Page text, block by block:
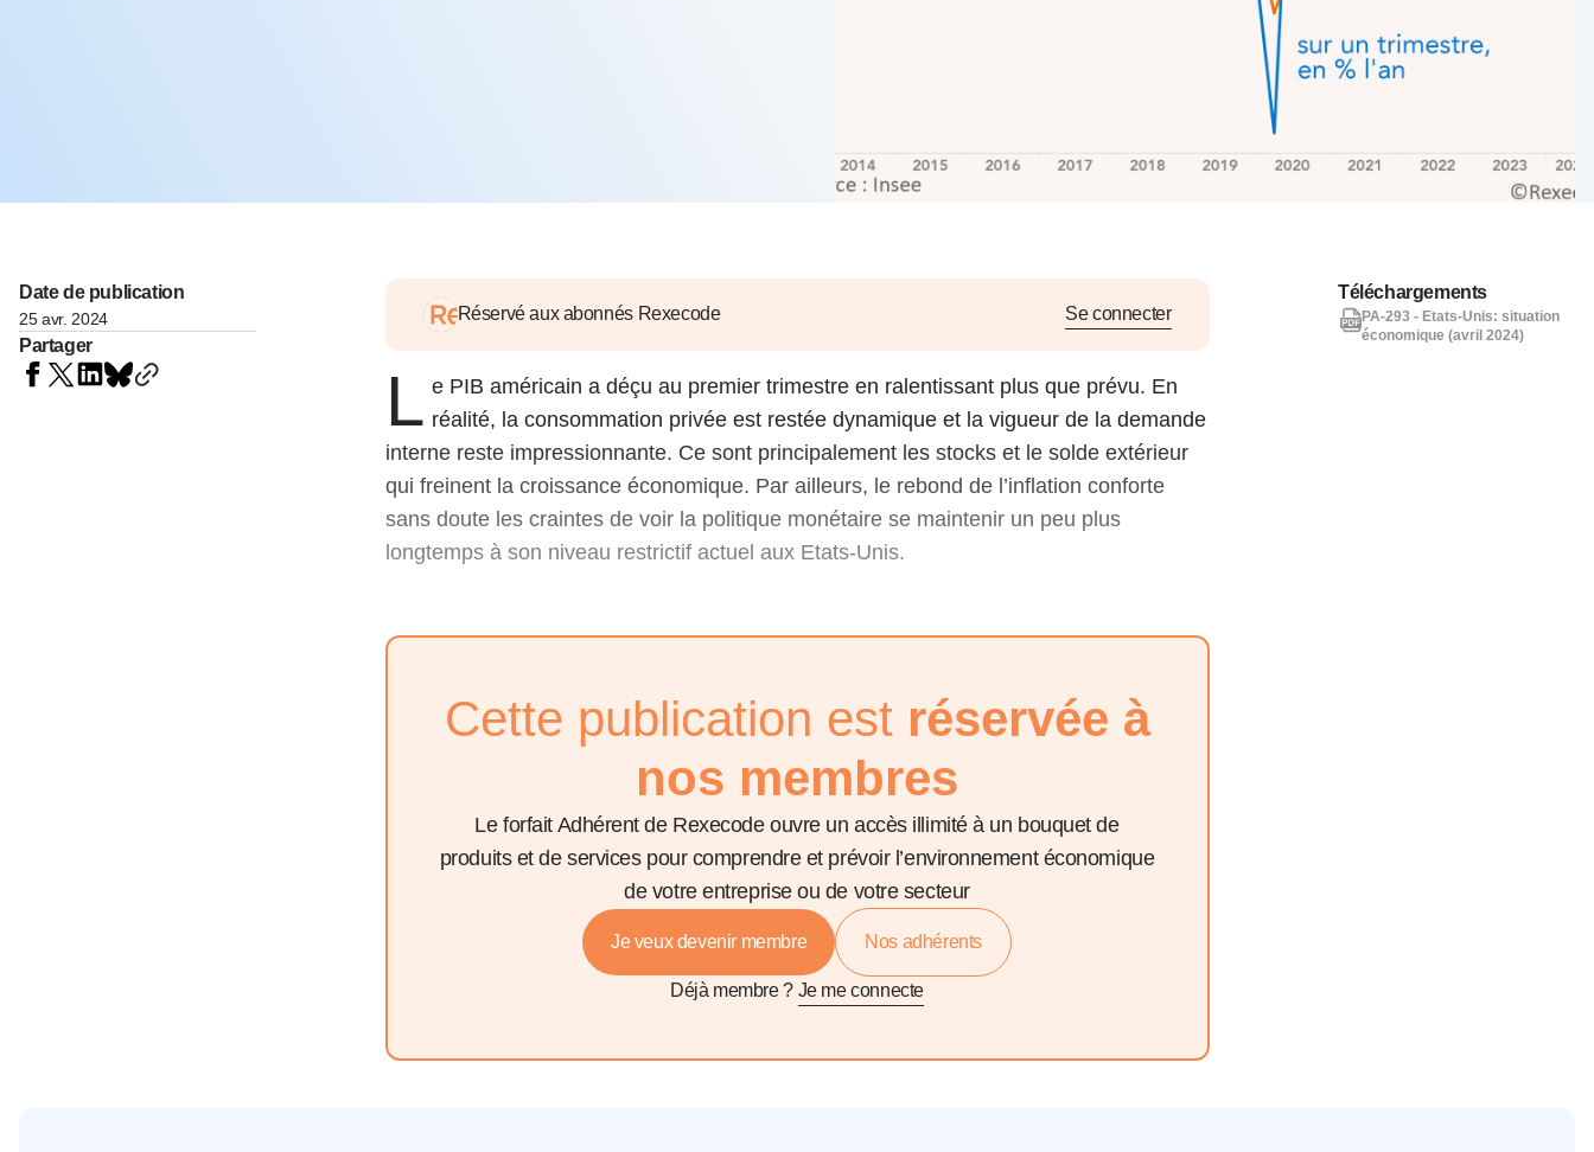
Voir tous les économistes
l’Okavango
Voir toute la presse
stratégie climat
20 déc. 2024
Voir toutes les instances
Date de publication
25 avr. 2024
Partager
Réservé aux abonnés Rexecode Se connecter
L e PIB américain a déçu au premier trimestre en ralentissant plus que prévu. En
réalité, la consommation privée est restée dynamique et la vigueur de la demande
interne reste impressionnante. Ce sont principalement les stocks et le solde extérieur
qui freinent la croissance économique. Par ailleurs, le rebond de l’inflation conforte
sans doute les craintes de voir la politique monétaire se maintenir un peu plus
longtemps à son niveau restrictif actuel aux Etats-Unis.
Cette publication est réservée à
nos membres
Le forfait Adhérent de Rexecode ouvre un accès illimité à un bouquet de
produits et de services pour comprendre et prévoir l’environnement économique
de votre entreprise ou de votre secteur
Je veux devenir membre Nos adhérents
Déjà membre ? Je me connecte
Téléchargements
PA-293 - Etats-Unis: situation
économique (avril 2024)